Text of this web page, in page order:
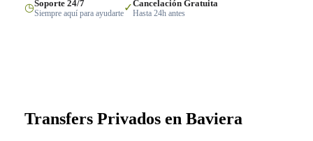
◷Soporte 24/7
Siempre aquí para ayudarte✓Cancelación Gratuita
Hasta 24h antes
Transfers Privados en Baviera